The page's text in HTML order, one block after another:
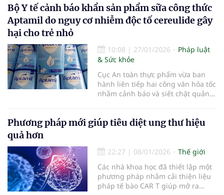
lây nhiễm của virus.
Bộ Y tế cảnh báo khẩn sản phẩm sữa công thức
Aptamil do nguy cơ nhiễm độc tố cereulide gây
hại cho trẻ nhỏ
10:08 | 27/01/2026
Pháp luật
& Sức khỏe
Cục An toàn thực phẩm vừa ban
hành liên tiếp hai công văn hỏa tốc
nhằm cảnh báo và siết chặt quản
khi ghi nhận thông tin lô hàng tại
Phương pháp mới giúp tiêu diệt ung thư hiệu
quả hơn
22:27 | 08/01/2026
Thế giới
Các nhà khoa học đã thiết lập một
phương pháp nhằm cải thiện liệu
pháp tế bào CAR T giúp mở ra